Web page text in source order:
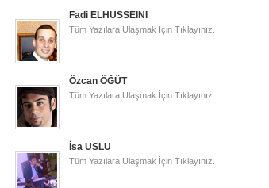
Fadi ELHUSSEINI
Tüm Yazılara Ulaşmak İçin Tıklayınız.
Özcan ÖĞÜT
Tüm Yazılara Ulaşmak İçin Tıklayınız.
İsa USLU
Tüm Yazılara Ulaşmak İçin Tıklayınız.